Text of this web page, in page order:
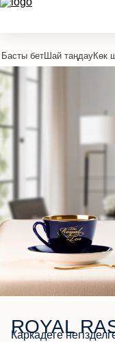
Басты бетШай таңдауКөк
ROYAL
Каркадеге